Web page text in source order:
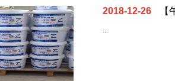
2018-12-26
...